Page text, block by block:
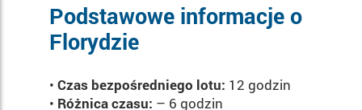
Podstawowe informacje o
Florydzie
•Czas bezpośredniego lotu: 12 godzin
• Różnica czasu: – 6 godzin